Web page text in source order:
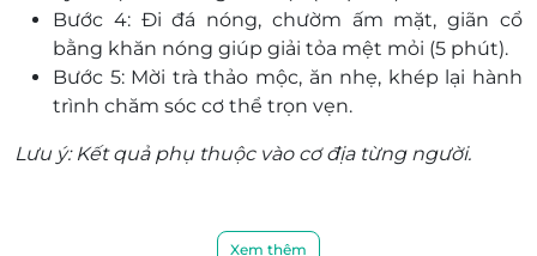
Bước 4: Đi đá nóng, chườm ấm mặt, giãn cổ
bằng khăn nóng giúp giải tỏa mệt mỏi (5 phút).
Bước 5: Mời trà thảo mộc, ăn nhẹ, khép lại hành
trình chăm sóc cơ thể trọn vẹn.
Lưu ý: Kết quả phụ thuộc vào cơ địa từng người.
Xem thêm